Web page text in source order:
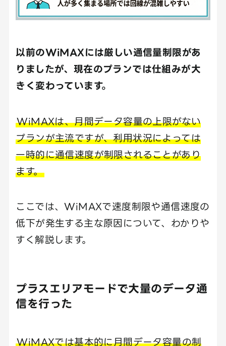
以前のWiMAXには厳しい通信量制限があ
りましたが、現在のプランでは仕組みが大
きく変わっています。
WiMAXは、月間データ容量の上限がない
プランが主流ですが、利用状況によっては
一時的に通信速度が制限されることがあり
ます。
ここでは、WiMAXで速度制限や通信速度の
低下が発生する主な原因について、わかりや
すく解説します。
プラスエリアモードで大量のデータ通
信を行った
WiMAXでは基本的に月間データ容量の制